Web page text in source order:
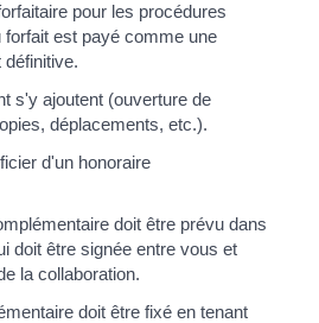
pour les procédures
est payé comme une
définitive.
s'y ajoutent (ouverture de
déplacements, etc.).
d'un honoraire
doit être prévu dans
doit être signée entre vous et
la collaboration.
doit être fixé en tenant